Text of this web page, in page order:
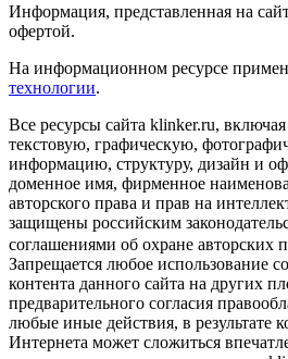
Информация, представленная на
офертой.
На информационном ресурсе
технологии.
Все ресурсы сайта klinker.ru,
текстовую, графическую,
информацию, структуру, дизайн и
доменное имя, фирменное
авторского права и прав на
защищены российским
соглашениями об охране авторских
Запрещается любое использование
контента данного сайта на других
предварительного согласия
любые иные действия, в результате
Интернета может сложиться